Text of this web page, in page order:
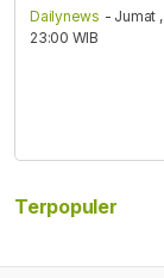
Dailynews - Jumat
23:00 WIB
Terpopuler